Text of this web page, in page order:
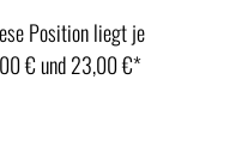
Position liegt je
€ und 23,00 €*